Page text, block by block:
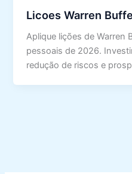
Licoes Warren
Aplique lições de Warren
pessoais de 2026.
redução de riscos e